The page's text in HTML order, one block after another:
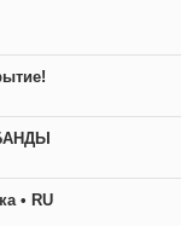
• RU